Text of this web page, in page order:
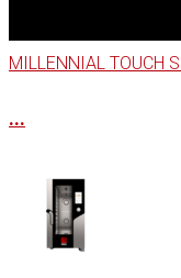
MILLENNIAL TOUCH
...